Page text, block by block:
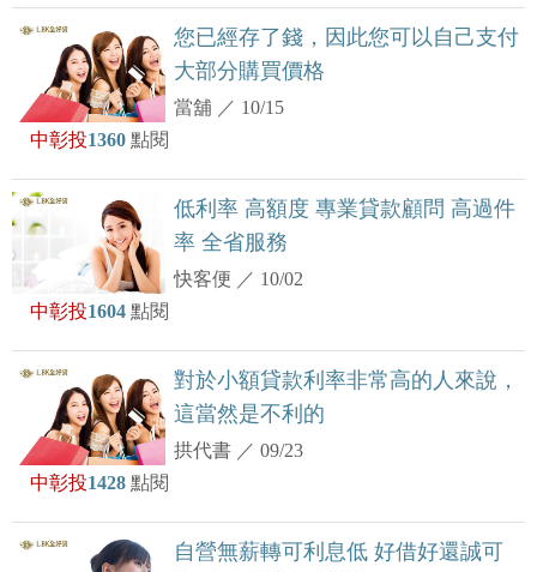
您已經存了錢，因此您可以自己支付
大部分購買價格
當舖 ／ 10/15
中彰投1360 點閱
低利率 高額度 專業貸款顧問 高過件
率 全省服務
快客便 ／ 10/02
中彰投1604 點閱
對於小額貸款利率非常高的人來說，
這當然是不利的
拱代書 ／09/23
中彰投1428 點閱
自營無薪轉可利息低 好借好還誠可